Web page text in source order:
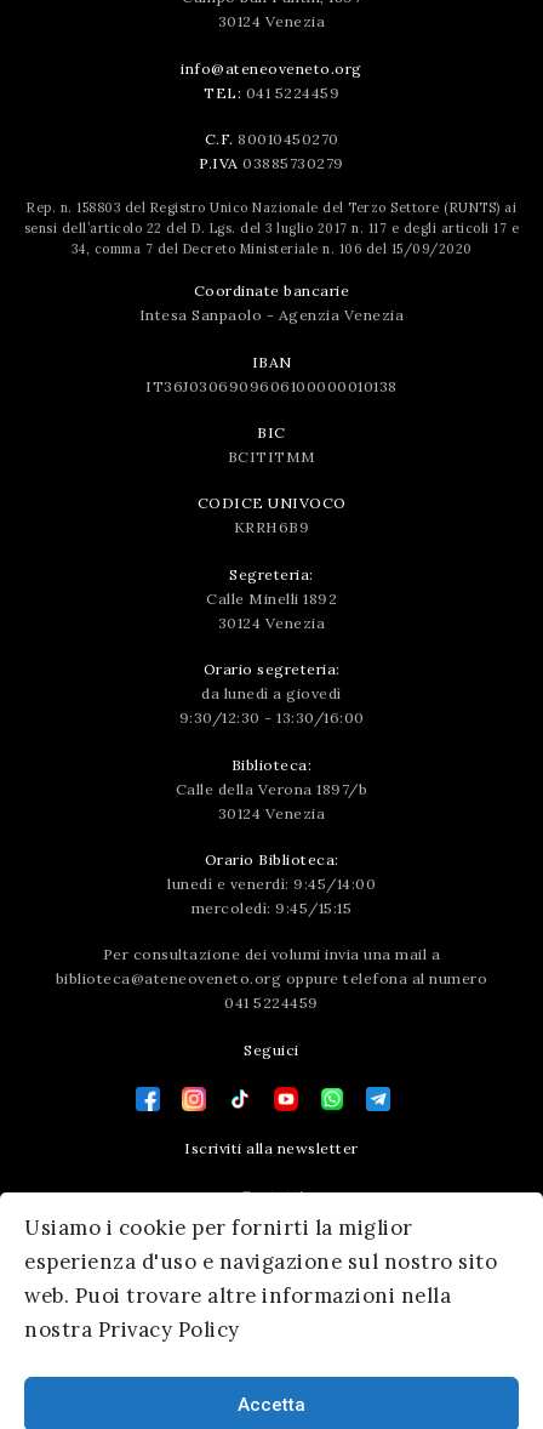
Usiamo i cookie per fornirti la miglior
esperienza d'uso e navigazione sul nostro sito
web. Puoi trovare altre informazioni nella
nostra Privacy Policy
Accetta
30124 Venezia
info@ateneoveneto.org
TEL: 041 5224459
C.F. 80010450270
P.IVA 03885730279
Rep. n. 158803 del Registro Unico Nazionale del Terzo Settore (RUNTS) ai
sensi dell’articolo 22 del D. Lgs. del 3 luglio 2017 n. 117 e degli articoli 17 e
34, comma 7 del Decreto Ministeriale n. 106 del 15/09/2020
Coordinate bancarie
Intesa Sanpaolo - Agenzia Venezia
IBAN
IT36J0306909606100000010138
BIC
BCITITMM
CODICE UNIVOCO
KRRH6B9
Segreteria:
Calle Minelli 1892
30124 Venezia
Orario segreteria:
da lunedì a giovedì
9:30/12:30 - 13:30/16:00
Biblioteca:
Calle della Verona 1897/b
30124 Venezia
Orario Biblioteca:
lunedì e venerdì: 9:45/14:00
mercoledì: 9:45/15:15
Per consultazione dei volumi invia una mail a
biblioteca@ateneoveneto.org oppure telefona al numero
041 5224459
Seguici
Iscriviti alla newsletter
Contatti